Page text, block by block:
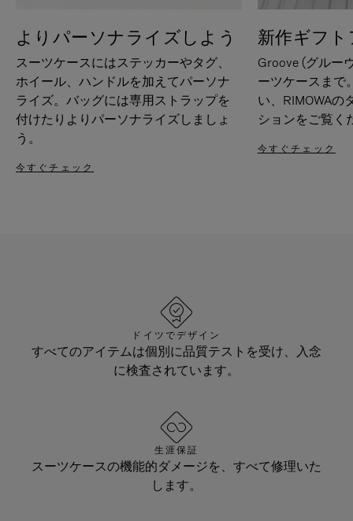
よりパーソナライズしよう
スーツケースにはステッカーやタグ、
ホイール、ハンドルを加えてパーソナ
ライズ。バッグには専用ストラップを
付けたりよりパーソナライズしましょ
う。
今すぐチェック
新作ギフ
Groove (グルー
ーツケースまで
い、RIMOWAの
ションをご覧く
今すぐチェック
ドイツでデザイン
すべてのアイテムは個別に品質テストを受け、入念
に検査されています。
生涯保証
スーツケースの機能的ダメージを、すべて修理いた
します。